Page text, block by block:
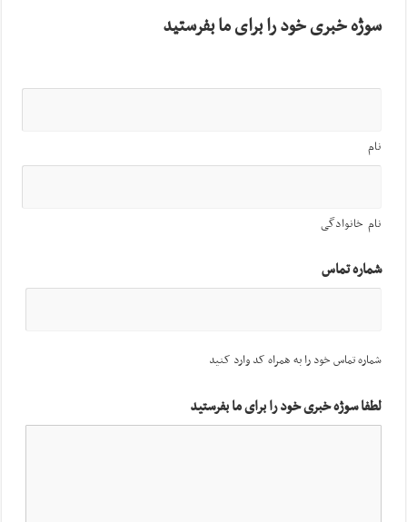
سوژه خبری خود را برای ما بفرستید
نام
نام خانوادگی
شماره تماس
شماره تماس خود را به همراه کد وارد کنید
لطفا سوژه خبری خود را برای ما بفرستید